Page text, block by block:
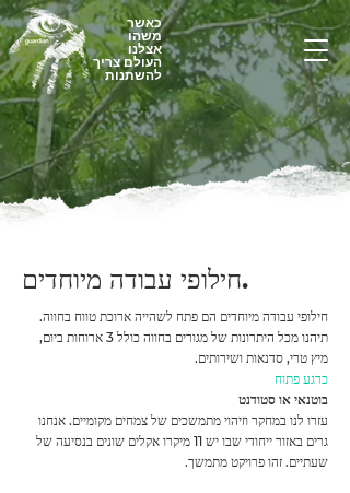
כאשר
משהו
אצלנו
העולם צריך
להשתנות
חילופי עבודה מיוחדים.
חילופי עבודה מיוחדים הם פתח לשהייה ארוכת טווח בחווה.
תיהנו מכל היתרונות של מגורים בחווה כולל 3 ארוחות ביום,
מיץ טרי, סדנאות ושירותים.
כרגע פתוח
בוטנאי או סטודנט
עזרו לנו במחקר וזיהוי מתמשכים של צמחים מקומיים. אנחנו
גרים באזור ייחודי שבו יש 11 מיקרו אקלים שונים בנסיעה של
שעתיים. זהו פרויקט מתמשך.